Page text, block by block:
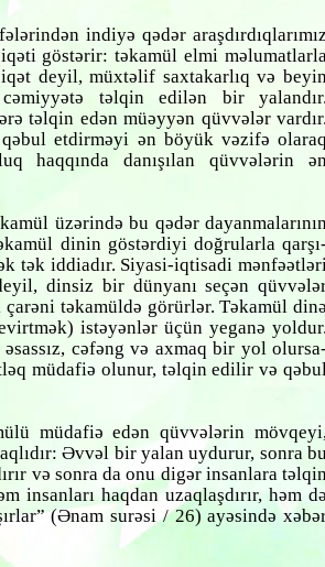
indiyə qədər
göstərir: təkamül elmi
deyil, müxtəlif saxtakarlıq və
təlqin edilən bir
təlqin edən müəyyən qüvvələr
etdirməyi ən böyük vəzifə
haqqında danışılan qüvvələrin
üzərində bu qədər
dinin göstərdiyi doğrularla
tək iddiadır. Siyasi-iqtisadi
dinsiz bir dünyanı seçən
çarəni təkamüldə görürlər. Təkamül
istəyənlər üçün yeganə
cəfəng və axmaq bir yol
müdafiə olunur, təlqin edilir və
müdafiə edən qüvvələrin
Əvvəl bir yalan uydurur, sonra
və sonra da onu digər insanlara
insanları haqdan uzaqlaşdırır, həm
(Ənam surəsi / 26) ayəsində